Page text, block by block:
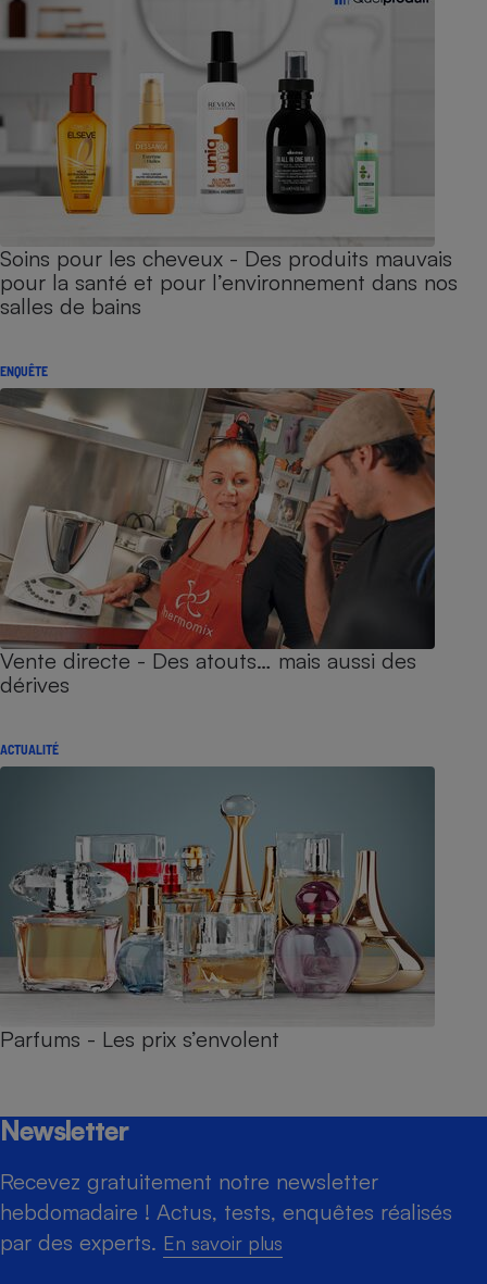
Soins pour les cheveux - Des produits mauvais
pour la santé et pour l’environnement dans nos
salles de bains
ENQUÊTE
Vente directe - Des atouts… mais aussi des
dérives
ACTUALITÉ
Parfums - Les prix s’envolent
Newsletter
Recevez gratuitement notre newsletter
hebdomadaire ! Actus, tests, enquêtes réalisés
par des experts. En savoir plus